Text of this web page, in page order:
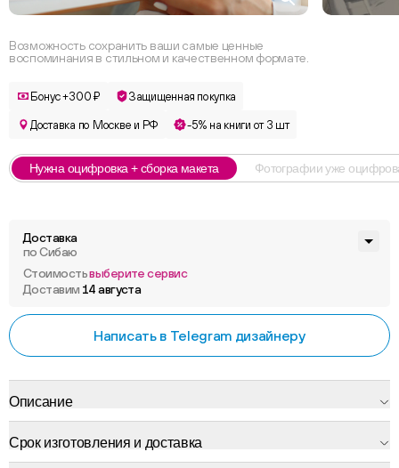
Возможность сохранить ваши самые ценные
воспоминания в стильном и качественном формате.
Бонус +300 ₽ Защищенная покупка
Доставка по Москве и РФ -5% на книги от 3 шт
Нужна оцифровка + сборка макета Фотографии уже
Доставка
по Сибаю
Стоимостьвыберите сервис
Доставим 14 августа
Написать в Telegram дизайнеру
Описание
Срок изготовления и доставка